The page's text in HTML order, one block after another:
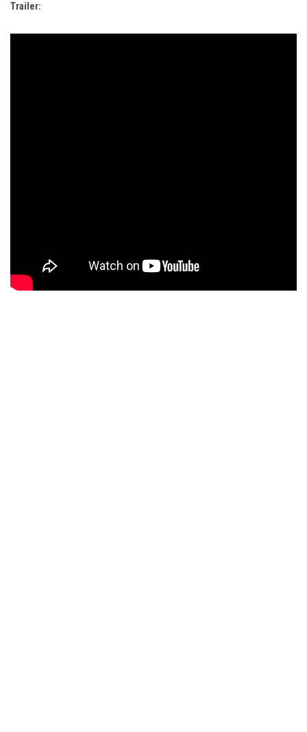
Trailer: